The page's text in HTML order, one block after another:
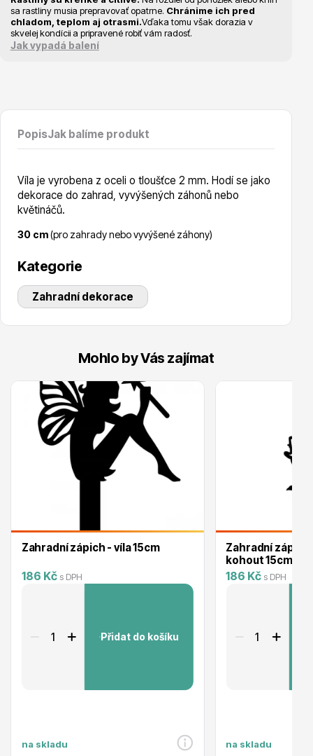
Postřiky, přípravky
Azalky a rododendrony
sa rastliny musia prepravovať opatrne. Chránime ich pred
chladom, teplom aj otrasmi.Vďaka tomu však dorazia v
skvelej kondícii a pripravené robiť vám radosť.
Jak vypadá balení
PopisJak balíme produkt
Víla je vyrobena z oceli o tloušťce 2 mm. Hodí se jako
dekorace do zahrad, vyvýšených záhonů nebo
květináčů.
30 cm(pro zahrady nebo vyvýšené záhony)
Kategorie
Zahradní dekorace
Mohlo by Vás zajímat
Zahradní zápich - víla 15cm
186 Kč s DPH
Přidat do košíku
na skladu
Zahradní zápich
kohout 15cm
186 Kč s DPH
na skladu